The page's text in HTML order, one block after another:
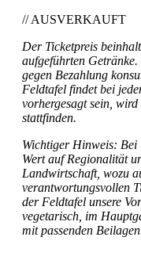
// AUSVERKAUFT
Der Ticketpreis
aufgeführten
gegen Bezahlung
Feldtafel findet bei
vorhergesagt sein,
stattfinden.
Wichtiger Hinweis: Bei
Wert auf Regionalität
Landwirtschaft, wozu
verantwortungsvollen
der Feldtafel unsere
vegetarisch, im
mit passenden